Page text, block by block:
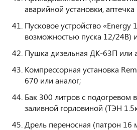
аварийной установки,
Пусковое устройство «Energy
возможностью пуска 12/24В)
Пушка дизельная ДК-63П или
Компрессорная установка
670 или аналог;
Бак 300 литров с подогревом
заливной горловиной (ТЭН
Дрель переносная (патрон 16